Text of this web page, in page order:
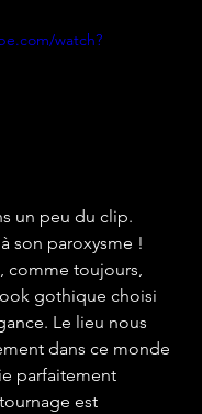
watch?
son paroxysme !
comme toujours,
gothique choisi
Le lieu nous
dans ce monde
parfaitement
est